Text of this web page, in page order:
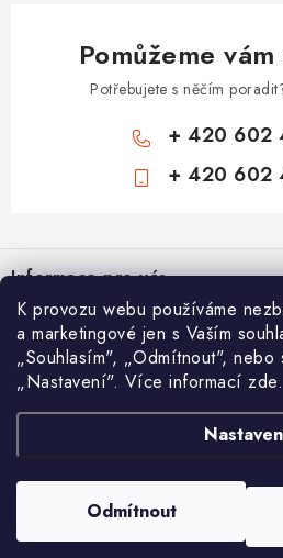
K provozu webu používáme
a marketingové jen s Vaším
„Souhlasím", „Odmítnout",
„Nastavení". Více informací zde.
Odmítnout
Pomůžeme
Potřebujete s něčím
+ 420 602
+ 420 602
á
pInformace pro vás
Zámečnické služby
Státní instituce
Bezpečnostní třídy - PYRAMIDA
Zabezpečení domů
Zabezpečení firem (administrativních
Nákupní košík
0KS /0
HLEDAT
AAA Trezory VA &
Vytvořil
. Všechna